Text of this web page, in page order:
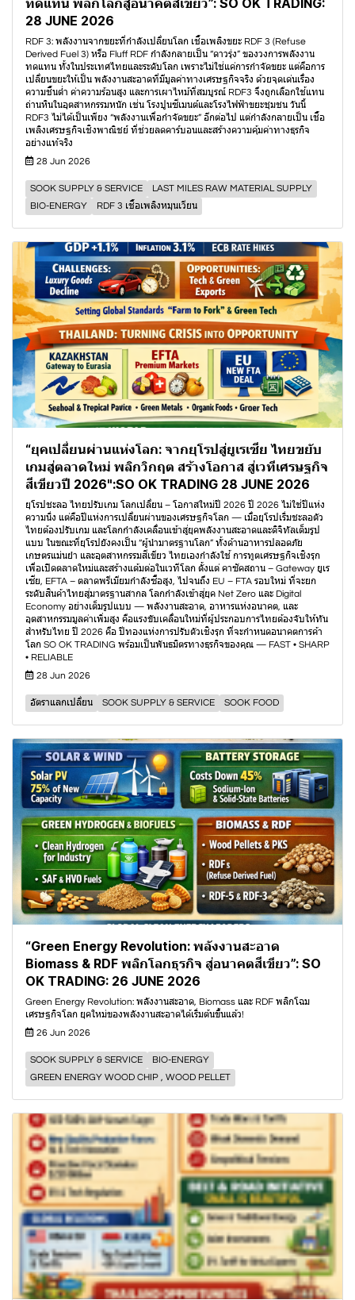
ทดแทน พลิกโลกสู่อนาคตสีเขียว”: SO OK TRADING:
28 JUNE 2026
RDF 3: พลังงานจากขยะที่กำลังเปลี่ยนโลก เชื้อเพลิงขยะ RDF 3 (Refuse
Derived Fuel 3) หรือ Fluff RDF กำลังกลายเป็น “ดาวรุ่ง” ของวงการพลังงาน
ทดแทน ทั้งในประเทศไทยและระดับโลก เพราะไม่ใช่แค่การกำจัดขยะ แต่คือการ
เปลี่ยนขยะให้เป็น พลังงานสะอาดที่มีมูลค่าทางเศรษฐกิจจริง ด้วยจุดเด่นเรื่อง
ความชื้นต่ำ ค่าความร้อนสูง และการเผาไหม้ที่สมบูรณ์ RDF3 จึงถูกเลือกใช้แทน
ถ่านหินในอุตสาหกรรมหนัก เช่น โรงปูนซีเมนต์และโรงไฟฟ้าขยะชุมชน วันนี้
RDF3 ไม่ได้เป็นเพียง “พลังงานเพื่อกำจัดขยะ” อีกต่อไป แต่กำลังกลายเป็น เชื้อ
เพลิงเศรษฐกิจเชิงพาณิชย์ ที่ช่วยลดคาร์บอนและสร้างความคุ้มค่าทางธุรกิจ
อย่างแท้จริง
28 Jun 2026
SOOK SUPPLY & SERVICE
LAST MILES RAW MATERIAL SUPPLY
BIO-ENERGY
RDF 3 เชื้อเพลิงหมุนเวียน
“ยุคเปลี่ยนผ่านแห่งโลก: จากยุโรปสู่ยูเรเซีย ไทยขยับ
เกมสู่ตลาดใหม่ พลิกวิกฤต สร้างโอกาส สู่เวทีเศรษฐกิจ
สีเขียวปี 2026":SO OK TRADING 28 JUNE 2026
ยุโรปชะลอ ไทยปรับเกม โลกเปลี่ยน – โอกาสใหม่ปี 2026 ปี 2026 ไม่ใช่ปีแห่ง
ความนิ่ง แต่คือปีแห่งการเปลี่ยนผ่านของเศรษฐกิจโลก — เมื่อยุโรปเริ่มชะลอตัว
ไทยต้องปรับเกม และโลกกำลังเคลื่อนเข้าสู่ยุคพลังงานสะอาดและดิจิทัลเต็มรูป
แบบ ในขณะที่ยุโรปยังคงเป็น “ผู้นำมาตรฐานโลก” ทั้งด้านอาหารปลอดภัย
เกษตรแม่นยำ และอุตสาหกรรมสีเขียว ไทยเองกำลังใช้ การทูตเศรษฐกิจเชิงรุก
เพื่อเปิดตลาดใหม่และสร้างแต้มต่อในเวทีโลก ตั้งแต่ คาซัคสถาน – Gateway ยูเร
เซีย, EFTA – ตลาดพรีเมียมกำลังซื้อสูง, ไปจนถึง EU – FTA รอบใหม่ ที่จะยก
ระดับสินค้าไทยสู่มาตรฐานสากล โลกกำลังเข้าสู่ยุค Net Zero และ Digital
Economy อย่างเต็มรูปแบบ — พลังงานสะอาด, อาหารแห่งอนาคต, และ
อุตสาหกรรมมูลค่าเพิ่มสูง คือแรงขับเคลื่อนใหม่ที่ผู้ประกอบการไทยต้องจับให้ทัน
สำหรับไทย ปี 2026 คือ ปีทองแห่งการปรับตัวเชิงรุก ที่จะกำหนดอนาคตการค้า
โลก SO OK TRADING พร้อมเป็นพันธมิตรทางธุรกิจของคุณ — FAST • SHARP
• RELIABLE
28 Jun 2026
อัตราแลกเปลี่ยน SOOK SUPPLY & SERVICE SOOK FOOD
“Green Energy Revolution: พลังงานสะอาด
Biomass & RDF พลิกโลกธุรกิจ สู่อนาคตสีเขียว”: SO
OK TRADING: 26 JUNE 2026
Green Energy Revolution: พลังงานสะอาด, Biomass และ RDF พลิกโฉม
เศรษฐกิจโลก ยุคใหม่ของพลังงานสะอาดได้เริ่มต้นขึ้นแล้ว!
26 Jun 2026
SOOK SUPPLY & SERVICE
BIO-ENERGY
GREEN ENERGY WOOD CHIP , WOOD PELLET